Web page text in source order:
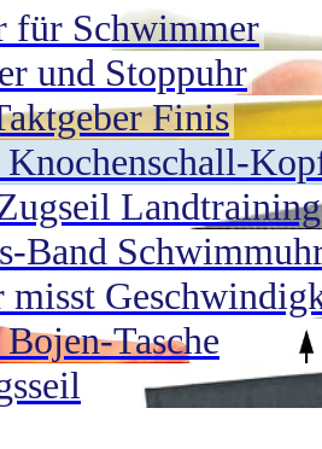
für Schwimmer
und Stoppuhr
Finis
Knochenschall-
Landtraining
Band
misst
Tasche